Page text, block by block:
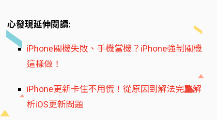
心發現延伸閱讀:
iPhone關機失敗、手機當機？iPhone強制關機
這樣做！
iPhone更新卡住不用慌！從原因到解法完整解
析iOS更新問題